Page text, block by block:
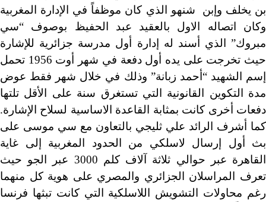
بن يخلف وإبن شنهو الذي كان موظفاً في الإدارة المغربية
وكان اتصاله الاول بالعقيد عبد الحفيظ بوصوف “سي
مبروك” الذي أسند له إدارة أول مدرسة جزائرية للإشارة
حيث تخرجت على يده أول دفعة في شهر أوت 1956 تحمل
إسم الشهيد “أحمد زبانة” وذلك في خلال شهر فقط عوض
مدة التكوين القانونية التي تستغرق سنة على الأقل تلتها
دفعات أخرى كانت بمثابة القاعدة الاساسية لسلاح الإشارة.
كما أشرف الرائد علي ثليجي بالتعاون مع سي موسى على
بث أول إرسال لاسلكي من الحدود المغربية إلى غاية
القاهرة عبر حوالي ثلاثة آلاف كلم 3000 عبر الجو حيث
تعرف المراسلان الجزائري والمصري على هوية كل منهما
رغم محاولات التشويش اللاسلكية التي كانت تبثها فرنسا